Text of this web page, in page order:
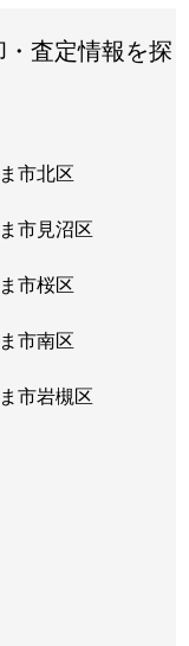
査定情報を探
市北区
市見沼区
市桜区
市南区
市岩槻区